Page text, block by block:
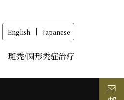
English Japanese
斑秃/圆形秃症治疗